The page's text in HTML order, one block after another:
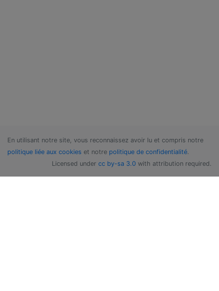
En utilisant notre site, vous reconnaissez avoir lu et compris notre
politique liée aux cookies et notre politique de confidentialité.
Licensed under cc by-sa 3.0 with attribution required.